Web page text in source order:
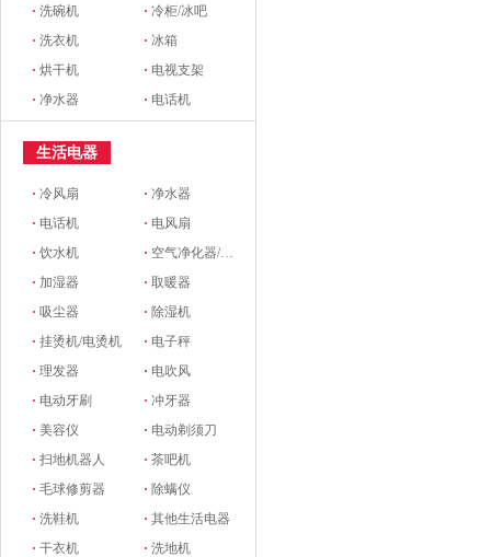
·洗碗机 ·冷柜/冰吧
·洗衣机 ·冰箱
·烘干机 · 电视支架
·净水器 · 电话机
生活电器
·冷风扇 ·净水器
· 电话机 · 电风扇
·饮水机 · 空气净化器/新风系统
· 加湿器 ·取暖器
·吸尘器 · 除湿机
·挂烫机/电烫机 · 电子秤
·理发器 · 电吹风
· 电动牙刷 ·冲牙器
·美容仪 · 电动剃须刀
·扫地机器人 ·茶吧机
·毛球修剪器 · 除螨仪
·洗鞋机 ·其他生活电器
·干衣机 ·洗地机